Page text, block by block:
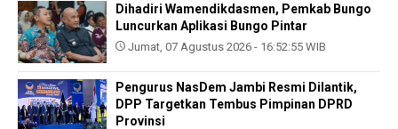
Dihadiri Wamendikdasmen, Pemkab Bungo
Luncurkan Aplikasi Bungo Pintar
Jumat, 07 Agustus 2026 - 16:52:55 WIB
Pengurus NasDem Jambi Resmi Dilantik,
DPP Targetkan Tembus Pimpinan DPRD
Provinsi